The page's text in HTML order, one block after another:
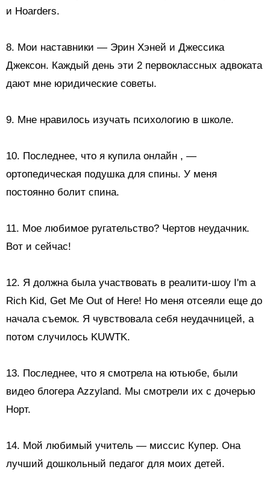
и Hoarders.
8. Мои наставники — Эрин Хэней и Джессика
Джексон. Каждый день эти 2 первоклассных адвоката
дают мне юридические советы.
9. Мне нравилось изучать психологию в школе.
10. Последнее, что я купила онлайн , —
ортопедическая подушка для спины. У меня
постоянно болит спина.
11. Мое любимое ругательство? Чертов неудачник.
Вот и сейчас!
12. Я должна была участвовать в реалити-шоу I'm a
Rich Kid, Get Me Out of Here! Но меня отсеяли еще до
начала съемок. Я чувствовала себя неудачницей, а
потом случилось KUWTK.
13. Последнее, что я смотрела на ютьюбе, были
видео блогера Azzyland. Мы смотрели их с дочерью
Норт.
14. Мой любимый учитель — миссис Купер. Она
лучший дошкольный педагог для моих детей.